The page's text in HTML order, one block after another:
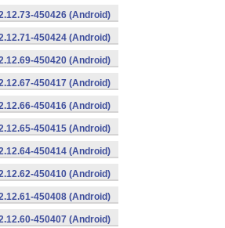
450426 (Android)
450424 (Android)
450420 (Android)
450417 (Android)
450416 (Android)
450415 (Android)
450414 (Android)
450410 (Android)
450408 (Android)
450407 (Android)